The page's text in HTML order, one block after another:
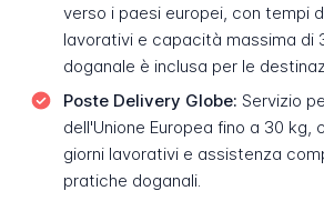
verso i paesi europei, con tempi
lavorativi e capacità massima di
doganale è inclusa per le
Poste Delivery Globe: Servizio
dell'Unione Europea fino a 30 kg,
giorni lavorativi e assistenza
pratiche doganali.